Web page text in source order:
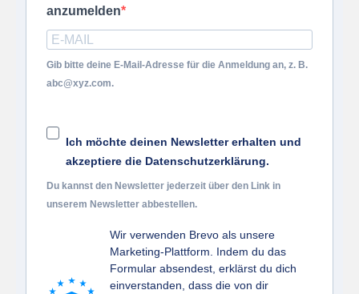
anzumelden
Gib bitte deine E-Mail-Adresse für die Anmeldung an, z. B.
abc@xyz.com.
Ich möchte deinen Newsletter erhalten und
akzeptiere die Datenschutzerklärung.
Du kannst den Newsletter jederzeit über den Link in
unserem Newsletter abbestellen.
Wir verwenden Brevo als unsere
Marketing-Plattform. Indem du das
Formular absendest, erklärst du dich
einverstanden, dass die von dir